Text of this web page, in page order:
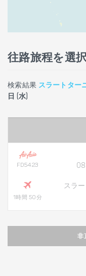
往路旅程を選
検索結果 スラートター
日 (水)
FD5423
1時間 50分
08
スラ
非